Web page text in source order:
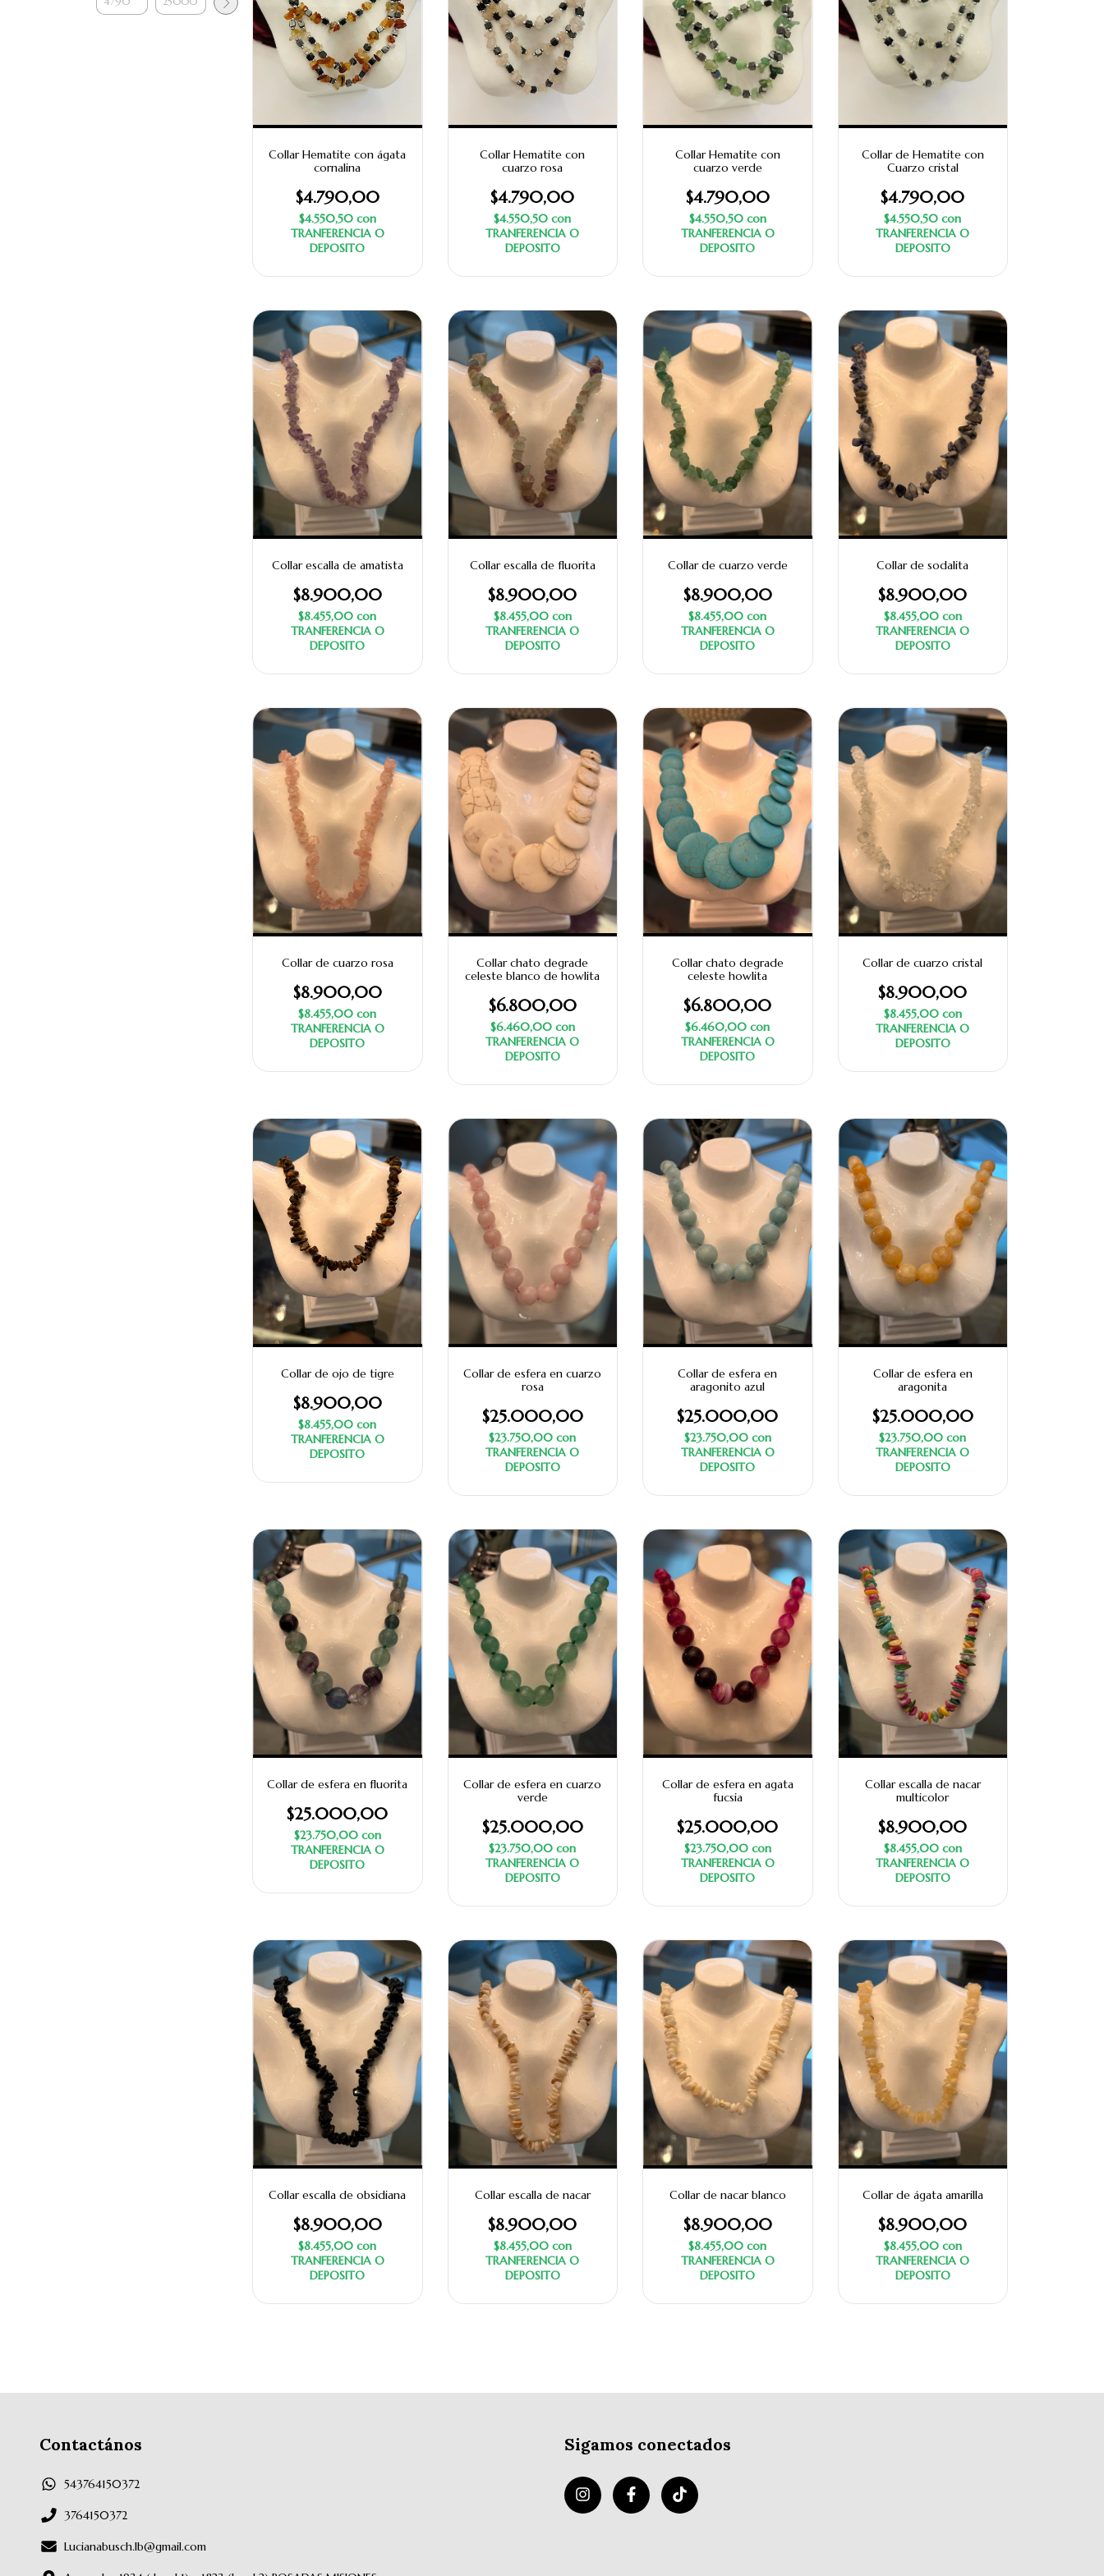
Collar Hematite con ágata
cornalina
$4.790,00
$4.550,50 con
TRANFERENCIA O
DEPOSITO
Collar Hematite con
cuarzo rosa
$4.790,00
$4.550,50con
TRANFERENCIA O
DEPOSITO
Collar Hematite con
cuarzo verde
$4.790,00
$4.550,50 con
TRANFERENCIA O
DEPOSITO
Collar de Hematite con
Cuarzo cristal
$4.790,00
$4.550,50con
TRANFERENCIA O
DEPOSITO
Collar escalla de amatista
$8.900,00
$8.455,00con
TRANFERENCIA O
DEPOSITO
Collar escalla de fluorita
$8.900,00
$8.455,00 con
TRANFERENCIA O
DEPOSITO
Collar de cuarzo verde
$8.900,00
$8.455,00con
TRANFERENCIA O
DEPOSITO
Collar de sodalita
$8.900,00
$8.455,00 con
TRANFERENCIA O
DEPOSITO
Collar de cuarzo rosa
$8.900,00
$8.455,00con
TRANFERENCIA O
DEPOSITO
Collar chato degrade
celeste blanco de howlita
$6.800,00
$6.460,00 con
TRANFERENCIA O
DEPOSITO
Collar chato degrade
celeste howlita
$6.800,00
$6.460,00con
TRANFERENCIA O
DEPOSITO
Collar de cuarzo cristal
$8.900,00
$8.455,00 con
TRANFERENCIA O
DEPOSITO
Collar de ojo de tigre
$8.900,00
$8.455,00con
TRANFERENCIA O
DEPOSITO
Collar de esfera en cuarzo
rosa
$25.000,00
$23.750,00con
TRANFERENCIA O
DEPOSITO
Collar de esfera en
aragonito azul
$25.000,00
$23.750,00 con
TRANFERENCIA O
DEPOSITO
Collar de esfera en
aragonita
$25.000,00
$23.750,00con
TRANFERENCIA O
DEPOSITO
Collar de esfera en fluorita
$25.000,00
$23.750,00 con
TRANFERENCIA O
DEPOSITO
Collar de esfera en cuarzo
verde
$25.000,00
$23.750,00con
TRANFERENCIA O
DEPOSITO
Collar de esfera en agata
fucsia
$25.000,00
$23.750,00 con
TRANFERENCIA O
DEPOSITO
Collar escalla de nacar
multicolor
$8.900,00
$8.455,00 con
TRANFERENCIA O
DEPOSITO
Collar escalla de obsidiana
$8.900,00
$8.455,00con
TRANFERENCIA O
DEPOSITO
Collar escalla de nacar
$8.900,00
$8.455,00 con
TRANFERENCIA O
DEPOSITO
Collar de nacar blanco
$8.900,00
$8.455,00con
TRANFERENCIA O
DEPOSITO
Collar de ágata amarilla
$8.900,00
$8.455,00 con
TRANFERENCIA O
DEPOSITO
Contactános
543764150372
3764150372
Lucianabusch.lb@gmail.com
Sigamos conectados